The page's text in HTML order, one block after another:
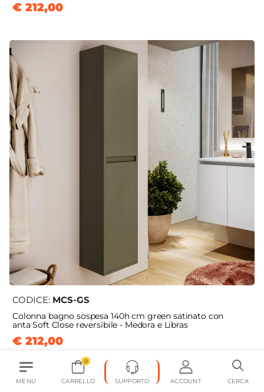
€ 212,00
CODICE: MCS-GS
Colonna bagno sospesa 140h cm green satinato con
anta Soft Close reversibile - Medora e Libras
€ 212,00
MENU
0
CARRELLO SUPPORTO ACCOUNT CERCA